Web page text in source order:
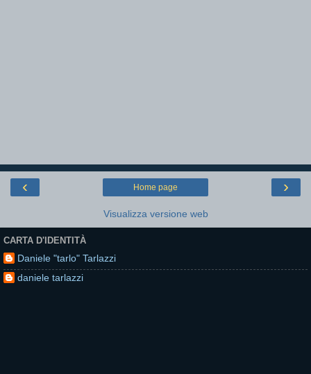
‹ ›
Home page
Visualizza versione web
CARTA D'IDENTITÀ
Daniele "tarlo" Tarlazzi
daniele tarlazzi